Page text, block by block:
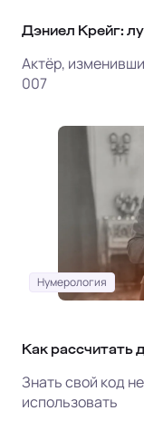
Дэниел Крейг:
Актёр,
007
Нумерология
Как рассчитать
Знать свой код
использовать